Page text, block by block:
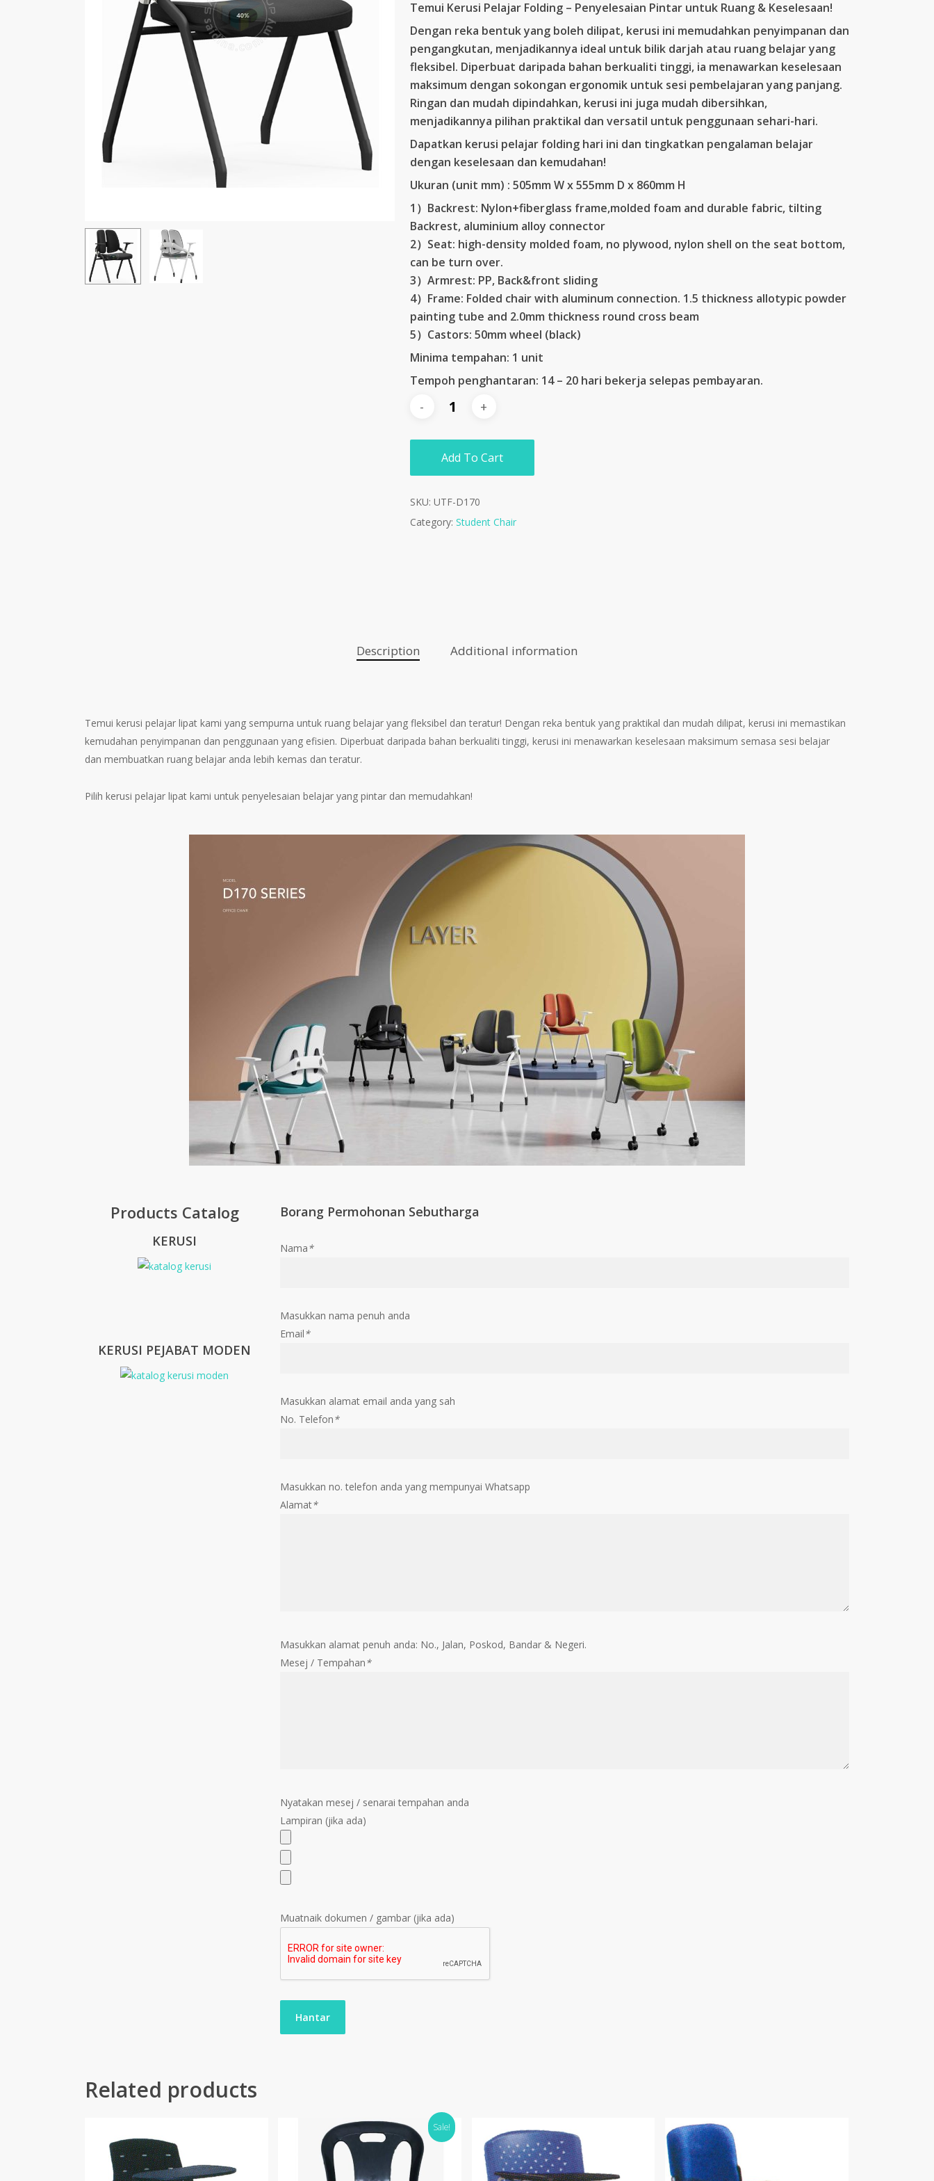
RM423.00.RM378.00.
Temui Kerusi Pelajar Folding – Penyelesaian Pintar untuk Ruang & Keselesaan!
Dengan reka bentuk yang boleh dilipat, kerusi ini memudahkan penyimpanan dan
pengangkutan, menjadikannya ideal untuk bilik darjah atau ruang belajar yang
fleksibel. Diperbuat daripada bahan berkualiti tinggi, ia menawarkan keselesaan
maksimum dengan sokongan ergonomik untuk sesi pembelajaran yang panjang.
Ringan dan mudah dipindahkan, kerusi ini juga mudah dibersihkan,
menjadikannya pilihan praktikal dan versatil untuk penggunaan sehari-hari.
Dapatkan kerusi pelajar folding hari ini dan tingkatkan pengalaman belajar
dengan keselesaan dan kemudahan!
Ukuran (unit mm) : 505mm W x 555mm D x 860mm H
1）Backrest: Nylon+fiberglass frame,molded foam and durable fabric, tilting
Backrest, aluminium alloy connector
2）Seat: high-density molded foam, no plywood, nylon shell on the seat bottom,
can be turn over.
3）Armrest: PP, Back&front sliding
4）Frame: Folded chair with aluminum connection. 1.5 thickness allotypic powder
painting tube and 2.0mm thickness round cross beam
5）Castors: 50mm wheel (black)
Minima tempahan: 1 unit
Tempoh penghantaran: 14 – 20 hari bekerja selepas pembayaran.
Add To Cart
SKU: UTF-D170
Category: Student Chair
Description Additional information
Temui kerusi pelajar lipat kami yang sempurna untuk ruang belajar yang fleksibel dan teratur! Dengan reka bentuk yang praktikal dan mudah dilipat, kerusi ini memastikan
kemudahan penyimpanan dan penggunaan yang efisien. Diperbuat daripada bahan berkualiti tinggi, kerusi ini menawarkan keselesaan maksimum semasa sesi belajar
dan membuatkan ruang belajar anda lebih kemas dan teratur.
Pilih kerusi pelajar lipat kami untuk penyelesaian belajar yang pintar dan memudahkan!
Products Catalog
KERUSI
KERUSI PEJABAT MODEN
Borang Permohonan Sebutharga
Nama*
Masukkan nama penuh anda
Email*
Masukkan alamat email anda yang sah
No. Telefon*
Masukkan no. telefon anda yang mempunyai Whatsapp
Alamat*
Masukkan alamat penuh anda: No., Jalan, Poskod, Bandar & Negeri.
Mesej / Tempahan*
Nyatakan mesej / senarai tempahan anda
Lampiran (jika ada)
Muatnaik dokumen / gambar (jika ada)
Related products
Sale!